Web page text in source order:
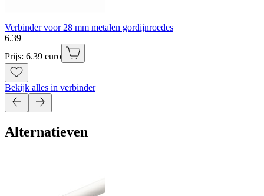
Verbinder voor 28 mm metalen gordijnroedes
6.39
Prijs: 6.39 euro
Bekijk alles in verbinder
Alternatieven